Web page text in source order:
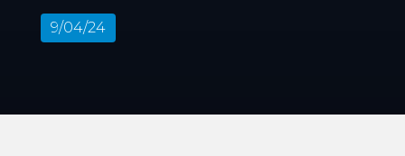
9/04/24